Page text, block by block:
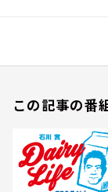
この記事の番